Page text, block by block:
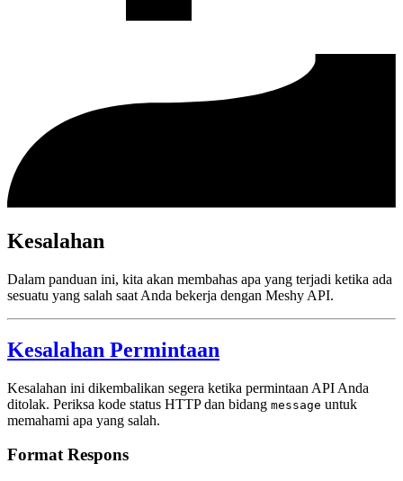
Kesalahan
Dalam panduan ini, kita akan membahas apa yang terjadi ketika ada
sesuatu yang salah saat Anda bekerja dengan Meshy API.
Kesalahan Permintaan
Kesalahan ini dikembalikan segera ketika permintaan API Anda
ditolak. Periksa kode status HTTP dan bidang message untuk
memahami apa yang salah.
Format Respons